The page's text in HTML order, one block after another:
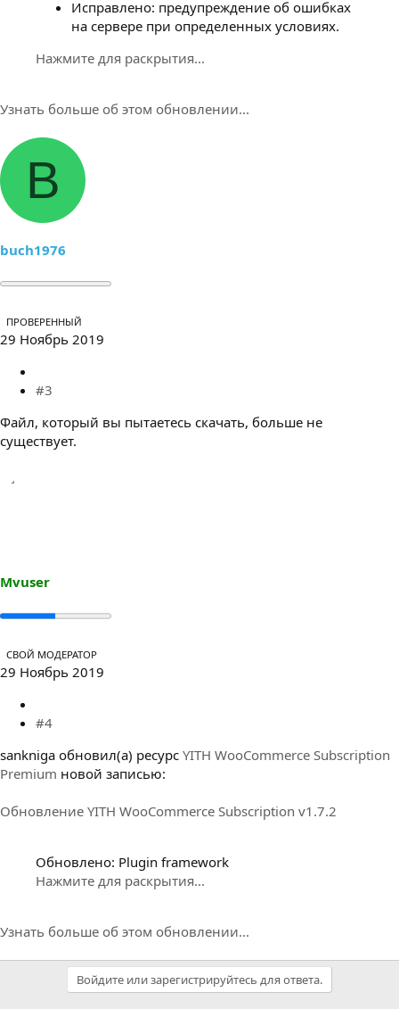
Исправлено: предупреждение об ошибках
на сервере при определенных условиях.
Нажмите для раскрытия...
Узнать больше об этом обновлении...
B
buch1976
ПРОВЕРЕННЫЙ
29 Ноябрь 2019
#3
Файл, который вы пытаетесь скачать, больше не
существует.
Mvuser
СВОЙ МОДЕРАТОР
29 Ноябрь 2019
#4
sankniga обновил(а) ресурс YITH WooCommerce Subscription
Premium новой записью:
Обновление YITH WooCommerce Subscription v1.7.2
Обновлено: Plugin framework
Нажмите для раскрытия...
Узнать больше об этом обновлении...
Войдите или зарегистрируйтесь для ответа.